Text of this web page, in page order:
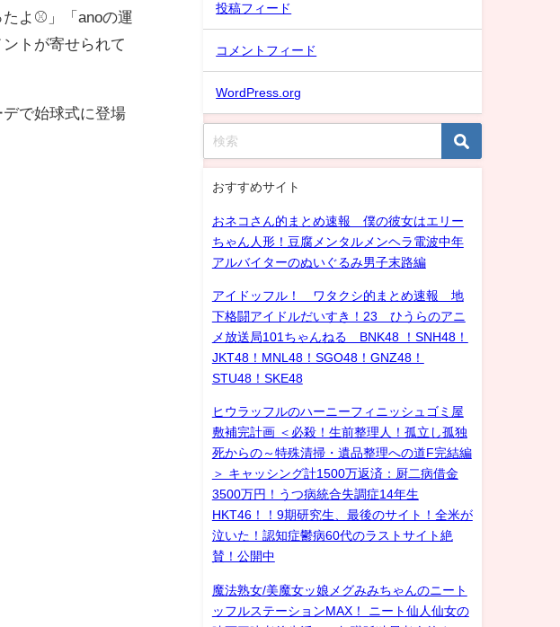
よ⚾」「anoの運
トが寄せられて
デで始球式に登場
投稿フィード
コメントフィード
WordPress.org
おすすめサイト
おネコさん的まとめ速報 僕の彼女はエリー
ちゃん人形！豆腐メンタルメンヘラ電波中年
アルバイターのぬいぐるみ男子末路編
アイドッフル！ ワタクシ的まとめ速報 地
下格闘アイドルだいすき！23 ひうらのアニ
メ放送局101ちゃんねる BNK48 ！SNH48！
JKT48！MNL48！SGO48！GNZ48！
STU48！SKE48
ヒウラッフルのハーニーフィニッシュゴミ屋
敷補完計画 ＜必殺！生前整理人！孤立し孤独
死からの～特殊清掃・遺品整理への道F完結編
＞ キャッシング計1500万返済：厨二病借金
3500万円！うつ病統合失調症14年生
HKT46！！9期研究生、最後のサイト！全米が
泣いた！認知症鬱病60代のラストサイト絶
賛！公開中
魔法熟女/美魔女ッ娘メグみみちゃんのニート
ッフルステーションMAX！ ニート仙人仙女の